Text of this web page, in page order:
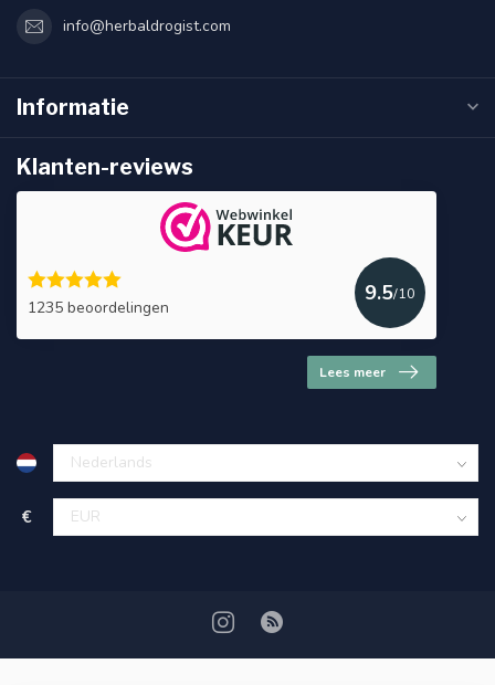
info@herbaldrogist.com
Informatie
Klanten-reviews
1235 beoordelingen
9.5/10
Lees meer
€